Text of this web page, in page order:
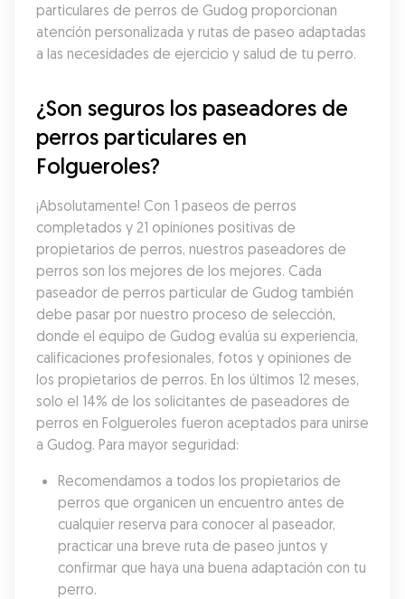
particulares de perros de Gudog proporcionan
atención personalizada y rutas de paseo adaptadas
a las necesidades de ejercicio y salud de tu perro.
¿Son seguros los paseadores de
perros particulares en
Folgueroles?
¡Absolutamente! Con 1 paseos de perros
completados y 21 opiniones positivas de
propietarios de perros, nuestros paseadores de
perros son los mejores de los mejores. Cada
paseador de perros particular de Gudog también
debe pasar por nuestro proceso de selección,
donde el equipo de Gudog evalúa su experiencia,
calificaciones profesionales, fotos y opiniones de
los propietarios de perros. En los últimos 12 meses,
solo el 14% de los solicitantes de paseadores de
perros en Folgueroles fueron aceptados para unirse
a Gudog. Para mayor seguridad:
Recomendamos a todos los propietarios de
perros que organicen un encuentro antes de
cualquier reserva para conocer al paseador,
practicar una breve ruta de paseo juntos y
confirmar que haya una buena adaptación con tu
perro.